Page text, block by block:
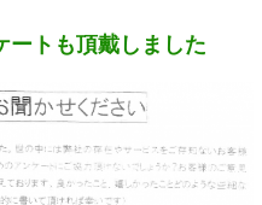
ートも頂戴しました